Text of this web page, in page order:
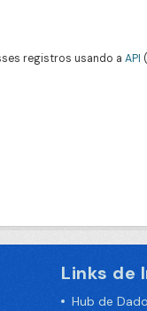
registros usando a API
Links de
Hub de